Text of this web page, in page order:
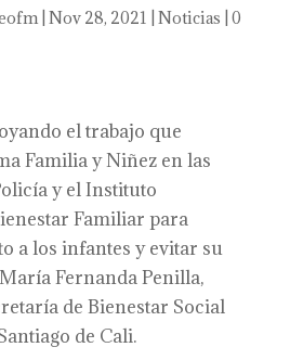
| Nov 28, 2021 Noticias 0
el trabajo que
Familia y Niñez en las
y el Instituto
Familiar para
a los infantes y evitar su
Fernanda Penilla,
de Bienestar Social
de Cali.